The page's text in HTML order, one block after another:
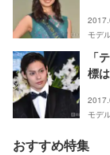
モデ
「
標
モデ
おすすめ特集